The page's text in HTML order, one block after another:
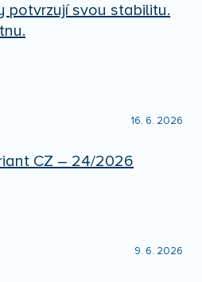
potvrzují svou stabilitu.
16. 6. 2026
CZ – 24/2026
9. 6. 2026